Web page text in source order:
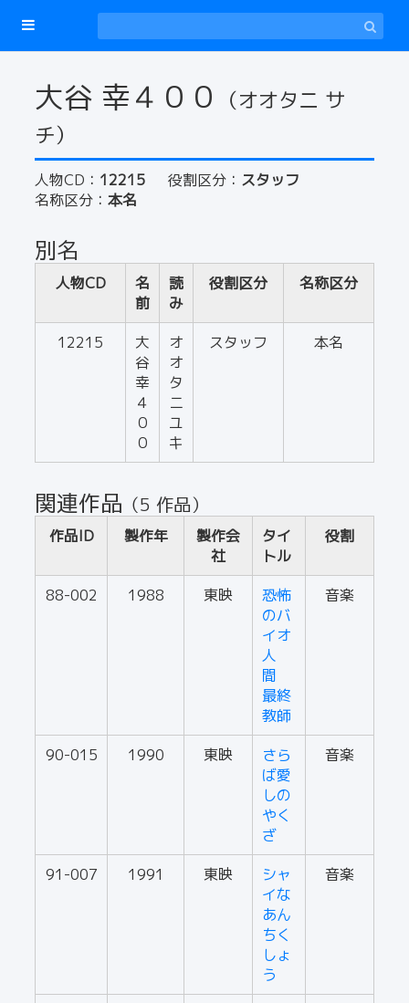
大谷 幸４００
（オオタニ サ
チ）
人物CD： 12215 役割区分： スタッフ
名称区分： 本名
別名
人物CD
名
前
読
み
役割区分 名称区分
12215
大
谷
幸
４
０
０
オ
オ
タ
ニ
ユ
キ
スタッフ 本名
関連作品 （5 作品）
作品ID 製作年
製作会
社
タイ
トル
役割
88-002 1988 東映
恐怖
のバ
イオ
人
間
最終
教師
音楽
90-015 1990 東映
さら
ば愛
しの
やく
ざ
音楽
91-007 1991 東映
シャ
イな
あん
ちく
しょ
う
音楽